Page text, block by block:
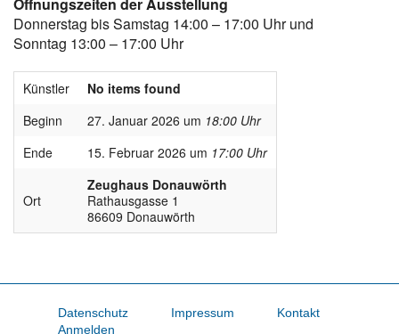
Öffnungszeiten der Ausstellung
Donnerstag bis Samstag 14:00 – 17:00 Uhr und
Sonntag 13:00 – 17:00 Uhr
Künstler
No items found
Beginn
27. Januar 2026 um 18:00 Uhr
Ende
15. Februar 2026 um 17:00 Uhr
Ort
Zeughaus Donauwörth
Rathausgasse 1
86609 Donauwörth
Datenschutz Impressum
Kontakt
Anmelden